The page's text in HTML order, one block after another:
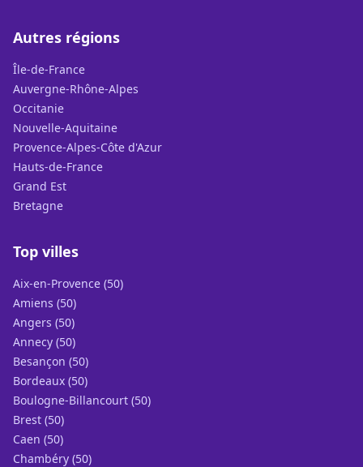
Autres régions
Île-de-France
Auvergne-Rhône-Alpes
Occitanie
Nouvelle-Aquitaine
Provence-Alpes-Côte d'Azur
Hauts-de-France
Grand Est
Bretagne
Top villes
Aix-en-Provence (50)
Amiens (50)
Angers (50)
Annecy (50)
Besançon (50)
Bordeaux (50)
Boulogne-Billancourt (50)
Brest (50)
Caen (50)
Chambéry (50)